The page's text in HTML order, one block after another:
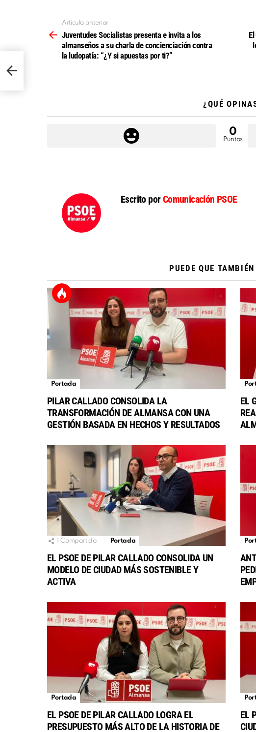
más
Artículo anterior
Juventudes Socialistas presenta e invita a los
almanseños a su charla de concienciación contra
la ludopatía: “¿Y si apuestas por ti?”
¿QUÉ
0
Puntos
Escrito porComunicación PSOE
PUEDE QUE
Portada
PILAR CALLADO CONSOLIDA LA
TRANSFORMACIÓN DE ALMANSA CON UNA
GESTIÓN BASADA EN HECHOS Y RESULTADOS
EL
Compartido Portada
EL PSOE DE PILAR CALLADO CONSOLIDA UN
MODELO DE CIUDAD MÁS SOSTENIBLE Y
ACTIVA
Portada
EL PSOE DE PILAR CALLADO LOGRA EL
PRESUPUESTO MÁS ALTO DE LA HISTORIA DE
EL
la